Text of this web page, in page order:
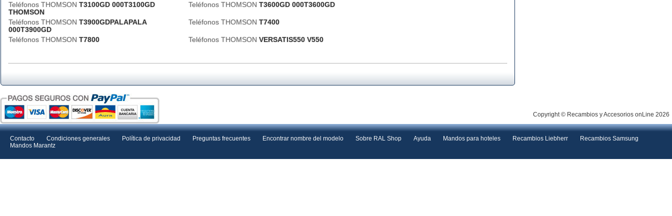
Teléfonos THOMSON T3100GD 000T3100GD
THOMSON
Teléfonos THOMSON T3600GD 000T3600GD
Teléfonos THOMSON T3900GDPALAPALA
000T3900GD
Teléfonos THOMSON T7400
Teléfonos THOMSON T7800 Teléfonos THOMSON VERSATIS550 V550
Copyright © Recambios y Accesorios onLine 2026
Contacto Condiciones generales Política de privacidad Preguntas frecuentes Encontrar nombre del modelo Sobre RAL Shop Ayuda Mandos para hoteles Recambios Liebherr
Recambios Samsung
Mandos Marantz